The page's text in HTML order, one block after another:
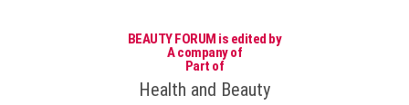
BEAUTY FORUM is edited by
A company of
Part of
Health and Beauty